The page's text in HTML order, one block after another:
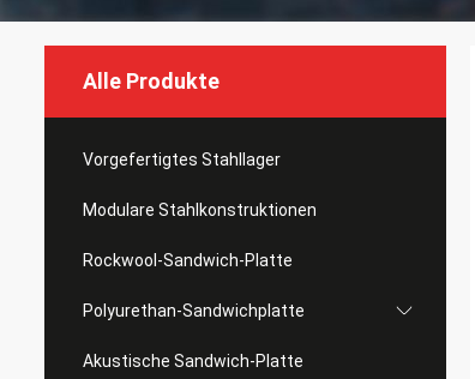
Alle Produkte
Vorgefertigtes Stahllager
Modulare Stahlkonstruktionen
Rockwool-Sandwich-Platte
Polyurethan-Sandwichplatte
Akustische Sandwich-Platte